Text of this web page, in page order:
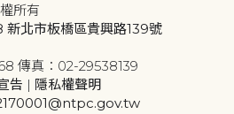
所有
新北市板橋區貴興路139號
傳真：02-29538139
告 | 隱私權聲明